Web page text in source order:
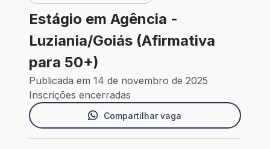
Estágio em Agência -
Luziania/Goiás (Afirmativa
para 50+)
Publicada em 14 de novembro de 2025
Inscrições encerradas
Compartilhar vaga